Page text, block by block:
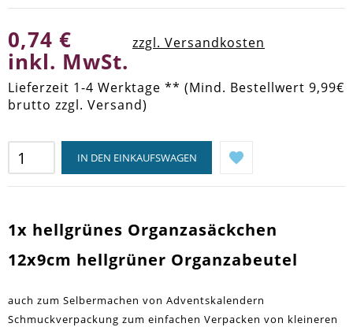
0,74 €
inkl. MwSt.
zzgl. Versandkosten
Lieferzeit 1-4 Werktage ** (Mind. Bestellwert 9,99€
brutto zzgl. Versand)
IN DEN EINKAUFSWAGEN
1x hellgrünes Organzasäckchen
12x9cm hellgrüner Organzabeutel
auch zum Selbermachen von Adventskalendern
Schmuckverpackung zum einfachen Verpacken von kleineren